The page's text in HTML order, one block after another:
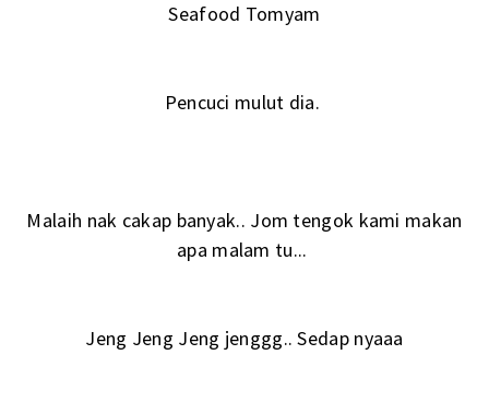
Seafood Tomyam
Pencuci mulut dia.
Malaih nak cakap banyak.. Jom tengok kami makan
apa malam tu...
Jeng Jeng Jeng jenggg.. Sedap nyaaa